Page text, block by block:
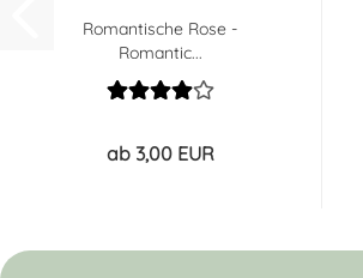
Romantische Rose -
Romantic...
ab 3,00 EUR